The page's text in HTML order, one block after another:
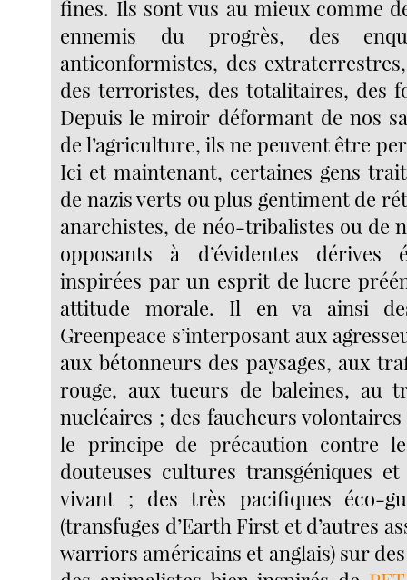
fines. Ils sont vus au mieux comme
ennemis du progrès, des
anticonformistes, des
des terroristes, des totalitaires, des
Depuis le miroir déformant de nos
de l’agriculture, ils ne peuvent être
Ici et maintenant, certaines gens
de nazis verts ou plus gentiment de
anarchistes, de néo-tribalistes ou de
opposants à d’évidentes dérives
inspirées par un esprit de lucre
attitude morale. Il en va ainsi
Greenpeace s’interposant aux
aux bétonneurs des paysages, aux
rouge, aux tueurs de baleines, au
nucléaires ; des faucheurs
le principe de précaution contre
douteuses cultures transgéniques
vivant ; des très pacifiques éco-
(transfuges d’Earth First et d’autres
warriors américains et anglais) sur